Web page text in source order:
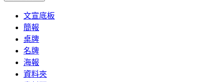
文宣底板
簡報
桌牌
名牌
海報
資料夾